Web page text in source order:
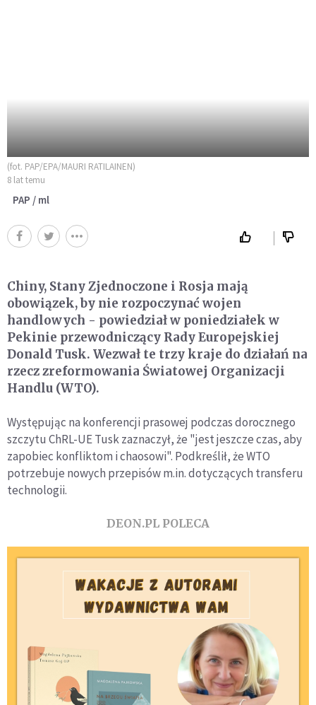
(fot. PAP/EPA/MAURI RATILAINEN)
8 lat temu
PAP / ml
Chiny, Stany Zjednoczone i Rosja mają
obowiązek, by nie rozpoczynać wojen
handlowych - powiedział w poniedziałek w
Pekinie przewodniczący Rady Europejskiej
Donald Tusk. Wezwał te trzy kraje do działań na
rzecz zreformowania Światowej Organizacji
Handlu (WTO).
Występując na konferencji prasowej podczas dorocznego
szczytu ChRL-UE Tusk zaznaczył, że "jest jeszcze czas, aby
zapobiec konfliktom i chaosowi". Podkreślił, że WTO
potrzebuje nowych przepisów m.in. dotyczących transferu
technologii.
DEON.PL POLECA